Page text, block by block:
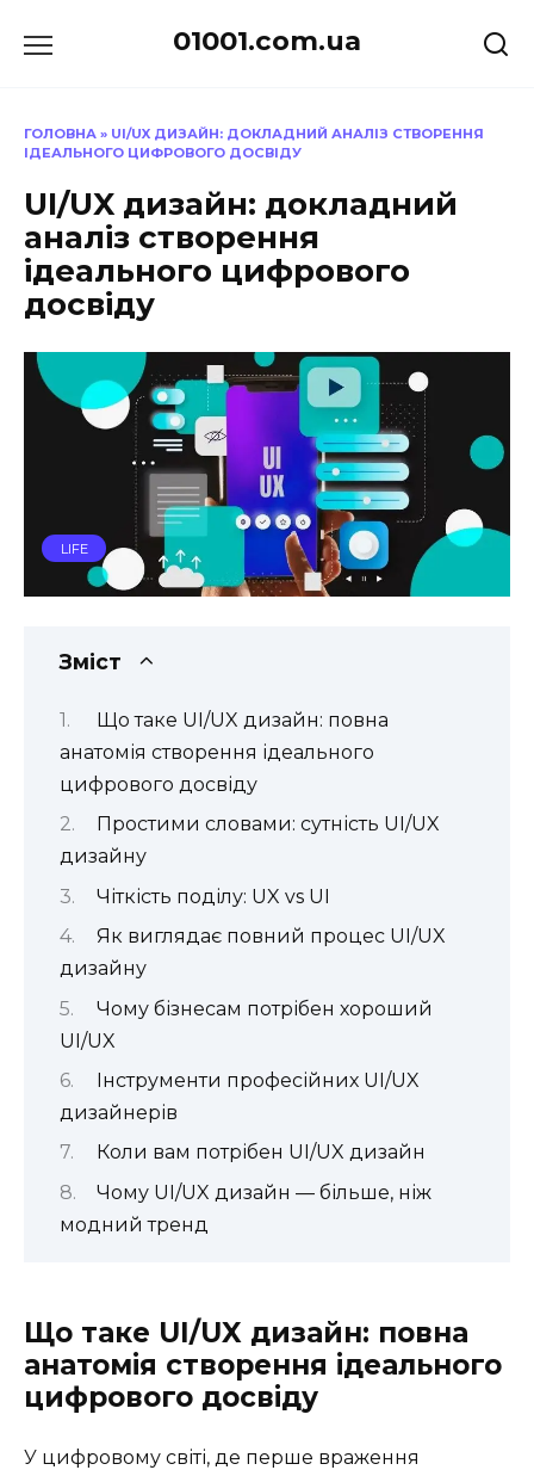
до
01001.com.ua
ГОЛОВНА » UI/UX ДИЗАЙН: ДОКЛАДНИЙ АНАЛІЗ СТВОРЕННЯ
ІДЕАЛЬНОГО ЦИФРОВОГО ДОСВІДУ
UI/UX дизайн: докладний
аналіз створення
ідеального цифрового
досвіду
LIFE
Зміст
Що таке UI/UX дизайн: повна
анатомія створення ідеального
цифрового досвіду
Простими словами: сутність UI/UX
дизайну
Чіткість поділу: UX vs UI
Як виглядає повний процес UI/UX
дизайну
Чому бізнесам потрібен хороший
UI/UX
Інструменти професійних UI/UX
дизайнерів
Коли вам потрібен UI/UX дизайн
Чому UI/UX дизайн — більше, ніж
модний тренд
Що таке UI/UX дизайн: повна
анатомія створення ідеального
цифрового досвіду
У цифровому світі, де перше враження